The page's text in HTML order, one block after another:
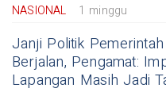
NASIONAL 1 minggu
Janji Politik
Berjalan, Pengamat:
Lapangan Masih Jadi